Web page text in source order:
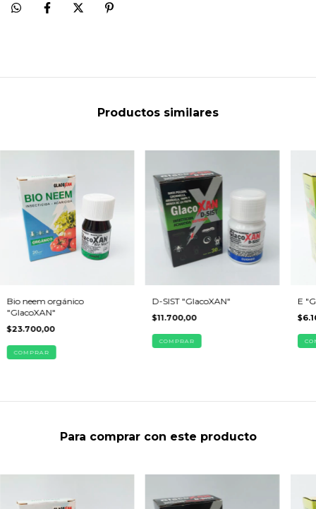
Productos similares
Bio neem orgánico
"GlacoXAN"
$23.700,00
D-SIST "GlacoXAN"
$11.700,00
COMPRAR
E
Para comprar con este producto